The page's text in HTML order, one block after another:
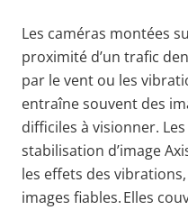
Les caméras montées
proximité d’un trafic
par le vent ou les
entraîne souvent des
difficiles à visionner.
stabilisation d’image
les effets des
images fiables.Elles